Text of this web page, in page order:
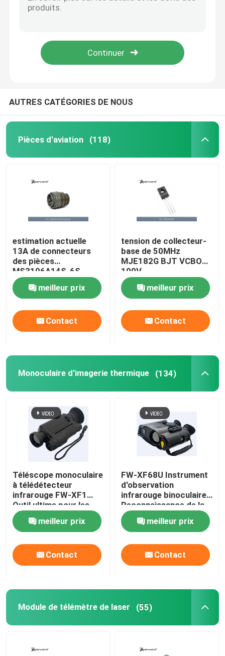
Module de télémètre de laser
Système de caméra de PTZ
Enregistreur des forces de l'ordre
Moteur sans brosse électrique de C.C
Pièces de CJ-6 Avation
Systèmes anti-drones
Outils de maintenance des aéronefs
AUTRES CATÉGORIES DE NOUS
Pièces d'aviation (118)
estimation actuelle
13A de connecteurs
des pièces
MS3106A14S-6S
d'aviation de la position
13A 6 meilleur prix
Contact
tension de collecteur-
base de 50MHz
MJE182G BJT VCBO
100V
meilleur prix
Contact
Monoculaire d'imagerie thermique (134)
Téléscope monoculaire
à télédétecteur
infrarouge FW-XF1
Outil ultime pour les
amateurs de plein air 5
heures de batterie
meilleur prix
Contact
FW-XF68U Instrument
d'observation
infrarouge binoculaire
Reconnaissance de la
vision nocturne
infrarouge Instrument
d'observation
multifonctionnel
meilleur prix
Contact
Module de télémètre de laser (55)